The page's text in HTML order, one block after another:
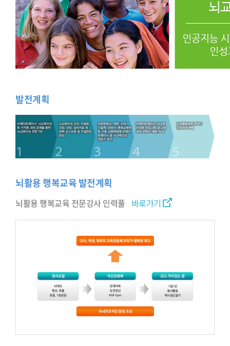
발전계획
뇌활용 행복교육 발전계획
뇌활용 행복교육 전문강사 인력풀